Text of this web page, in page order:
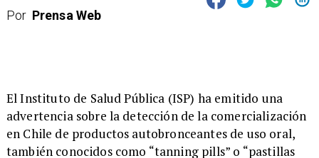
Por Prensa Web
El Instituto de Salud Pública (ISP) ha emitido una
advertencia sobre la detección de la comercialización
en Chile de productos autobronceantes de uso oral,
también conocidos como “tanning pills” o “pastillas